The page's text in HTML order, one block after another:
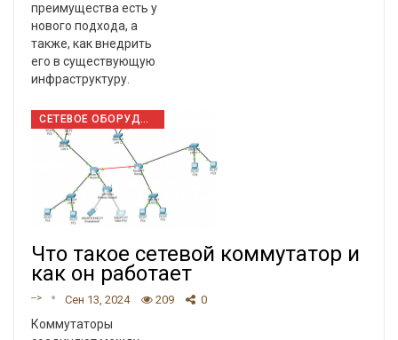
преимущества есть у
нового подхода, а
также, как внедрить
его в существующую
инфраструктуру.
СЕТЕВОЕ ОБОРУДОВАНИЕ
Что такое сетевой коммутатор и
как он работает
--> Сен 13, 2024 209 0
Коммутаторы